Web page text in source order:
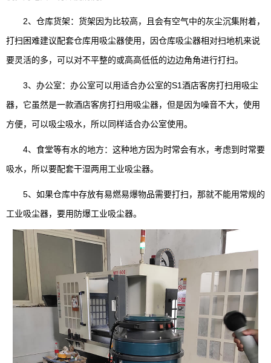
2、仓库货架：货架因为比较高，且会有空气中的灰尘沉集附着，
打扫困难建议配套仓库用吸尘器使用，因仓库吸尘器相对扫地机来说
要灵活的多，可以对不平整的或高高低低的边边角角进行打扫。
3、办公室：办公室可以用适合办公室的S1酒店客房打扫用吸尘
器，它虽然是一款酒店客房打扫用吸尘器，但是因为噪音不大，使用
方便，可以吸尘吸水，所以同样适合办公室使用。
4、食堂等有水的地方：这种地方因为时常会有水，考虑到时常要
吸水，所以要配套干湿两用工业吸尘器。
5、如果仓库中存放有易燃易爆物品需要打扫，那就不能用常规的
工业吸尘器，要用防爆工业吸尘器。